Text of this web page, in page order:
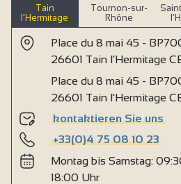
Tain
l’Hermitage
Tournon-sur-
Rhône
Place du 8 mai 45 -
26601 Tain l'Hermitage
Place du 8 mai 45 -
26601 Tain l'Hermitage
kontaktieren Sie uns
+33(0)4 75 08 10 23
Montag bis Samstag:
18:00 Uhr